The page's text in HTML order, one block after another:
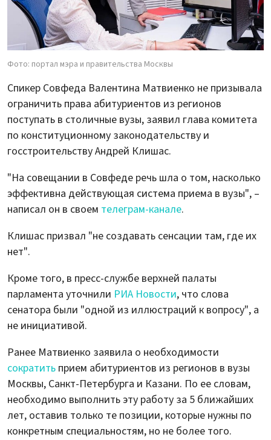
Фото: портал мэра и правительства Москвы
Спикер Совфеда Валентина Матвиенко не призывала
ограничить права абитуриентов из регионов
поступать в столичные вузы, заявил глава комитета
по конституционному законодательству и
госстроительству Андрей Клишас.
"На совещании в Совфеде речь шла о том, насколько
эффективна действующая система приема в вузы", –
написал он в своем телеграм-канале.
Клишас призвал "не создавать сенсации там, где их
нет".
Кроме того, в пресс-службе верхней палаты
парламента уточнили РИА Новости, что слова
сенатора были "одной из иллюстраций к вопросу", а
не инициативой.
Ранее Матвиенко заявила о необходимости
сократить прием абитуриентов из регионов в вузы
Москвы, Санкт-Петербурга и Казани. По ее словам,
необходимо выполнить эту работу за 5 ближайших
лет, оставив только те позиции, которые нужны по
конкретным специальностям, но не более того.